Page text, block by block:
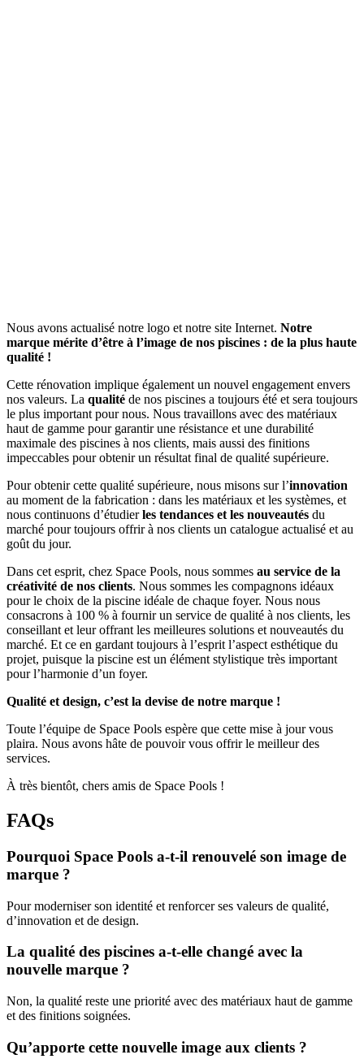
Nous avons actualisé notre logo et notre site Internet. Notre
marque mérite d’être à l’image de nos piscines : de la plus haute
qualité !
Cette rénovation implique également un nouvel engagement envers
nos valeurs. La qualité de nos piscines a toujours été et sera toujours
le plus important pour nous. Nous travaillons avec des matériaux
haut de gamme pour garantir une résistance et une durabilité
maximale des piscines à nos clients, mais aussi des finitions
impeccables pour obtenir un résultat final de qualité supérieure.
Pour obtenir cette qualité supérieure, nous misons sur l’innovation
au moment de la fabrication : dans les matériaux et les systèmes, et
nous continuons d’étudierles tendances et les nouveautés du
marché pour toujours offrir à nos clients un catalogue actualisé et au
goût du jour.
Dans cet esprit, chez Space Pools, nous sommes au service de la
créativité de nos clients. Nous sommes les compagnons idéaux
pour le choix de la piscine idéale de chaque foyer. Nous nous
consacrons à 100 % à fournir un service de qualité à nos clients, les
conseillant et leur offrant les meilleures solutions et nouveautés du
marché. Et ce en gardant toujours à l’esprit l’aspect esthétique du
projet, puisque la piscine est un élément stylistique très important
pour l’harmonie d’un foyer.
Qualité et design, c’est la devise de notre marque !
Toute l’équipe de Space Pools espère que cette mise à jour vous
plaira. Nous avons hâte de pouvoir vous offrir le meilleur des
services.
À très bientôt, chers amis de Space Pools !
FAQs
Pourquoi Space Pools a-t-il renouvelé son image de
marque ?
Pour moderniser son identité et renforcer ses valeurs de qualité,
d’innovation et de design.
La qualité des piscines a-t-elle changé avec la
nouvelle marque ?
Non, la qualité reste une priorité avec des matériaux haut de gamme
et des finitions soignées.
Qu’apporte cette nouvelle image aux clients ?